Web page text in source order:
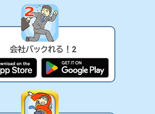
会社バックれる！2